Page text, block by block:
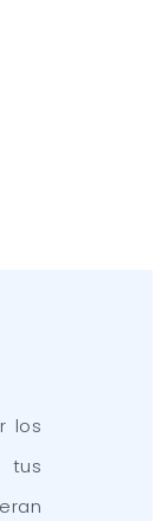
los
tus